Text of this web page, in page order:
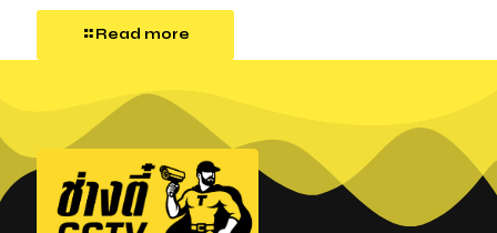
Read more